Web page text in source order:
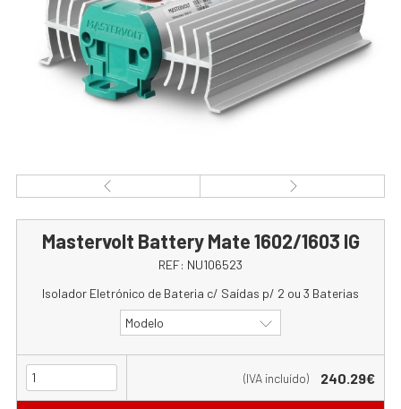
Mastervolt Battery Mate 1602/1603 IG
REF: NU106523
Isolador Eletrónico de Bateria c/ Saídas p/ 2 ou 3 Baterias
Modelo
(IVA incluído) 240.29€